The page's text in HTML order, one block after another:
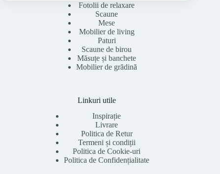
Fotolii de relaxare
Scaune
Mese
Mobilier de living
Paturi
Scaune de birou
Măsuțe și banchete
Mobilier de grădină
Linkuri utile
Inspirație
Livrare
Politica de Retur
Termeni și condiții
Politica de Cookie-uri
Politica de Confidențialitate